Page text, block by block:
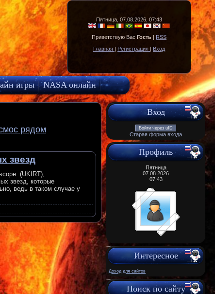
Пятница, 07.08.2026, 07:43
Приветствую Вас Гость | RSS
Главная | Регистрация | Вход
игры
NASA онлайн
рядом
звезд
(UKIRT),
звезд, которые
ведь в таком случае у
Вход
Войти через uID
Старая форма входа
Профиль
Пятница
07.08.2026
07:43
Интересное
Доход для сайтов
Поиск по сайту